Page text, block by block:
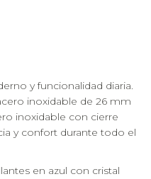
y funcionalidad diaria.
inoxidable de 26 mm
inoxidable con cierre
y confort durante todo el
en azul con cristal